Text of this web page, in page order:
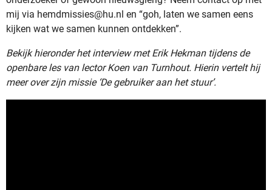
mij via hemdmissies@hu.nl en “goh, laten we samen eens
kijken wat we samen kunnen ontdekken”.
Bekijk hieronder het interview met Erik Hekman tijdens de
openbare les van lector Koen van Turnhout. Hierin vertelt hij
meer over zijn missie ‘De gebruiker aan het stuur’.